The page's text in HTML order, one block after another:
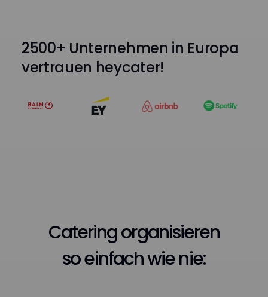
2500+ Unternehmen in Europa
vertrauen heycater!
Catering organisieren
so einfach wie nie: